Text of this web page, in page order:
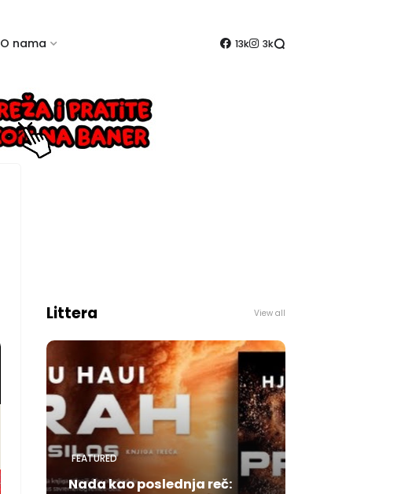
O nama 13k 3k
Littera View all
FEATURED
Nada kao poslednja reč: